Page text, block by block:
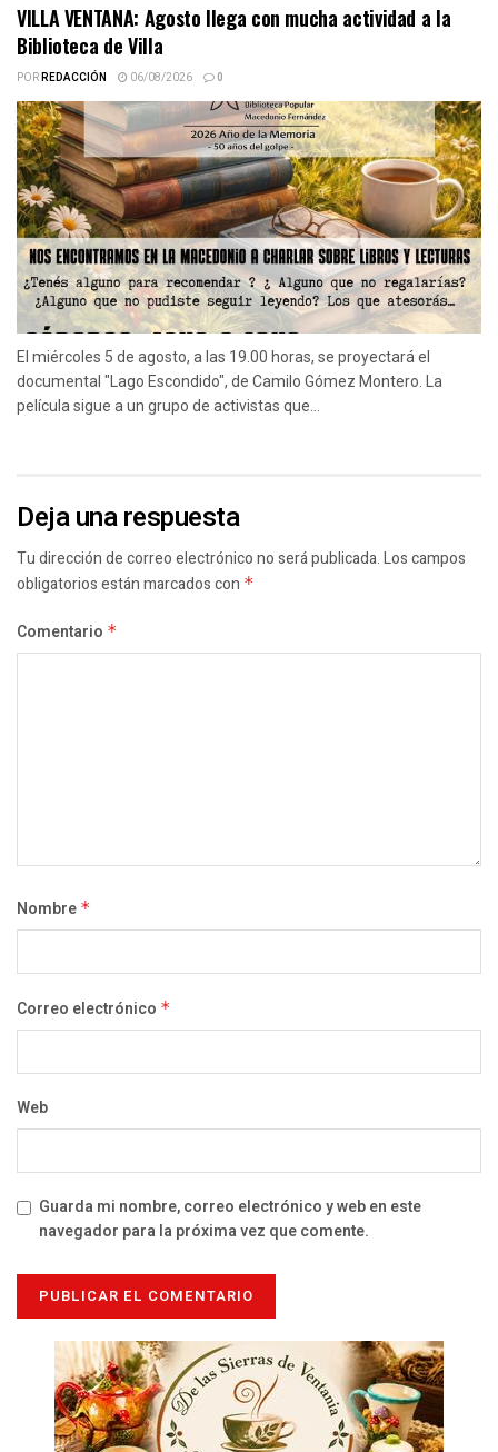
VILLA VENTANA: Agosto llega con mucha actividad a la
Biblioteca de Villa
PORREDACCIÓN 06/08/2026 0
El miércoles 5 de agosto, a las 19.00 horas, se proyectará el
documental "Lago Escondido", de Camilo Gómez Montero. La
película sigue a un grupo de activistas que...
Deja una respuesta
Tu dirección de correo electrónico no será publicada.Los campos
obligatorios están marcados con *
Comentario *
Nombre *
Correo electrónico *
Web
Guarda mi nombre, correo electrónico y web en este
navegador para la próxima vez que comente.